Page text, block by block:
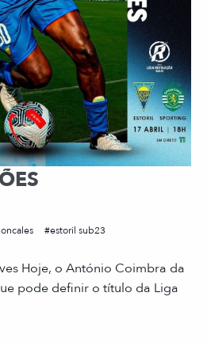
estoril sub23
Hoje, o António Coimbra da
pode definir o título da Liga